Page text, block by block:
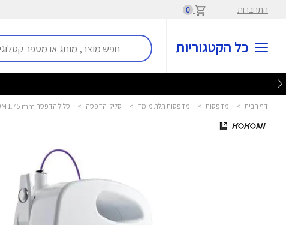
התחברות 0
כל הקטגוריות
דף הבית > מדפסות > מדפסות תלת מימד > סלילי הדפסה > סליל הדפסה Cosmic Flow PLA Filament 70M 1.75 mm קוקוני - KOKONI